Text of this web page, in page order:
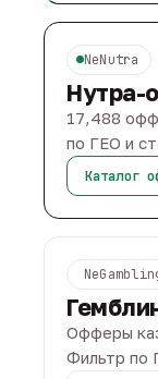
NeNutra
Нутра-
17,488
по ГЕО и
Каталог
Офферы
Фильтр по